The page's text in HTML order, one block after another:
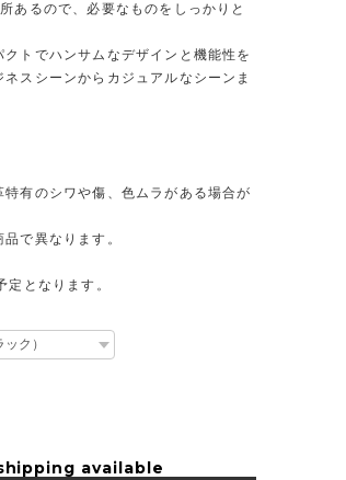
あるので、必要なものをしっかりと
トでハンサムなデザインと機能性を
スシーンからカジュアルなシーンま
有のシワや傷、色ムラがある場合が
で異なります。
となります。
available